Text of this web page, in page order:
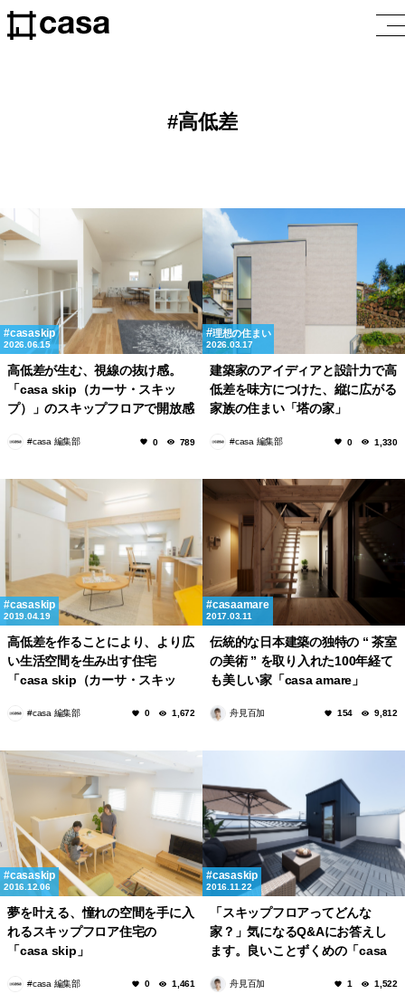
高低差
casaskip
2026.06.15
高低差が生む、視線の抜け感。
「casa skip（カーサ・スキッ
プ）」のスキップフロアで開放感
#casa 編集部 0 789
理想の住まい
2026.03.17
建築家のアイディアと設計力で高
低差を味方につけた、縦に広がる
家族の住まい「塔の家」
#casa 編集部 0 1,330
casaskip
2019.04.19
高低差を作ることにより、より広
い生活空間を生み出す住宅
「casa skip（カーサ・スキッ
#casa 編集部 0 1,672
casaamare
2017.03.11
伝統的な日本建築の独特の “ 茶室
の美術 ” を取り入れた100年経て
も美しい家「casa amare」
舟見百加 154 9,812
casaskip
2016.12.06
夢を叶える、憧れの空間を手に入
れるスキップフロア住宅の
「casa skip」
#casa 編集部 0 1,461
casaskip
2016.11.22
「スキップフロアってどんな
家？」気になるQ&Aにお答えし
ます。良いことずくめの「casa
舟見百加 1 1,522